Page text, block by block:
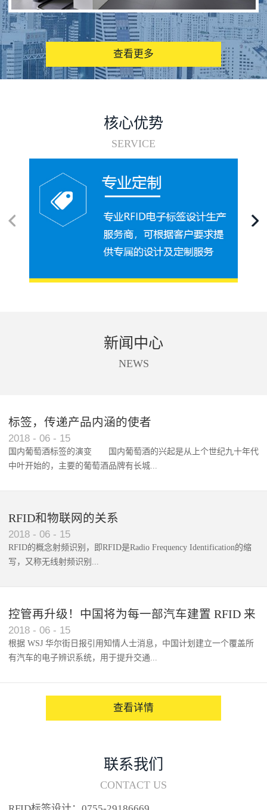
图书馆RFID电子标签管理系统
查看更多
核心优势
SERVICE
新闻中心
NEWS
标签，传递产品内涵的使者
2018 - 06 - 15
国内葡萄酒标签的演变 国内葡萄酒的兴起是从上个世纪九十年代
中叶开始的，主要的葡萄酒品牌有长城...
RFID和物联网的关系
2018 - 06 - 15
RFID的概念射频识别，即RFID是Radio Frequency Identification的缩
写，又称无线射频识别...
控管再升级！中国将为每一部汽车建置 RFID 来
架构辨识系统
2018 - 06 - 15
根据 WSJ 华尔街日报引用知情人士消息，中国计划建立一个覆盖所
有汽车的电子辨识系统，用于提升交通...
查看详情
联系我们
CONTACT US